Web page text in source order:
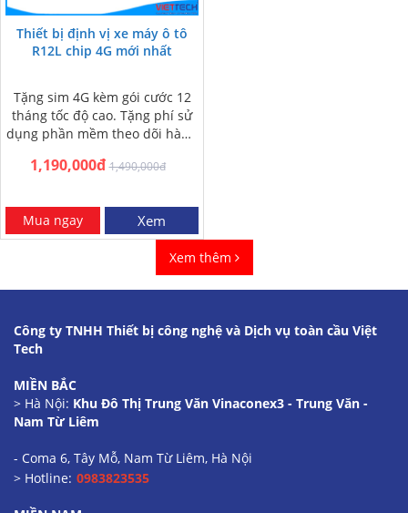
Thiết bị định vị xe máy ô tô
R12L chip 4G mới nhất
Tặng sim 4G kèm gói cước 12
tháng tốc độ cao. Tặng phí sử
dụng phần mềm theo dõi hành
1,190,000đ 1,490,000đ
Mua ngay Xem
Xem thêm
Công ty TNHH Thiết bị công nghệ và Dịch vụ toàn cầu Việt
Tech
MIỀN BẮC
> Hà Nội: Khu Đô Thị Trung Văn Vinaconex3 - Trung Văn -
Nam Từ Liêm
- Coma 6, Tây Mỗ, Nam Từ Liêm, Hà Nội
> Hotline: 0983823535